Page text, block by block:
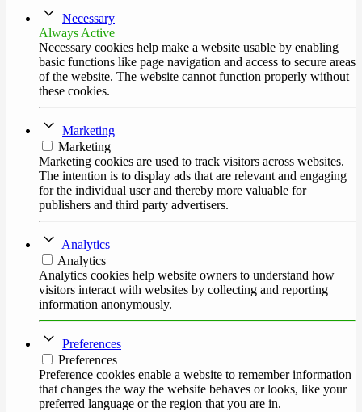
Necessary
Always Active
Necessary cookies help make a website usable by enabling
basic functions like page navigation and access to secure areas
of the website. The website cannot function properly without
these cookies.
Marketing
Marketing
Marketing cookies are used to track visitors across websites.
The intention is to display ads that are relevant and engaging
for the individual user and thereby more valuable for
publishers and third party advertisers.
Analytics
Analytics
Analytics cookies help website owners to understand how
visitors interact with websites by collecting and reporting
information anonymously.
Preferences
Preferences
Preference cookies enable a website to remember information
that changes the way the website behaves or looks, like your
preferred language or the region that you are in.